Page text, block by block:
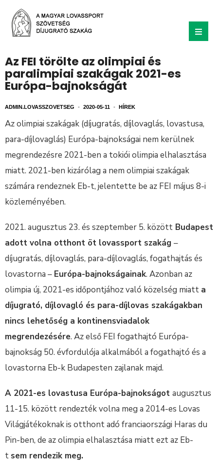
Az FEI törölte az olimpiai és
paralimpiai szakágak 2021-es
Európa-bajnokságát
ADMIN.LOVASSZOVETSEG • 2020-05-11 • HÍREK
Az olimpiai szakágak (díjugratás, díjlovaglás, lovastusa,
para-díjlovaglás) Európa-bajnokságai nem kerülnek
megrendezésre 2021-ben a tokiói olimpia elhalasztása
miatt. 2021-ben kizárólag a nem olimpiai szakágak
számára rendeznek Eb-t, jelentette be az FEI május 8-i
közleményében.
2021. augusztus 23. és szeptember 5. között Budapest
adott volna otthont öt lovassport szakág –
díjugratás, díjlovaglás, para-díjlovaglás, fogathajtás és
lovastorna – Európa-bajnokságainak. Azonban az
olimpia új, 2021-es időpontjához való közelség miatt a
díjugrató, díjlovagló és para-díjlovas szakágakban
nincs lehetőség a kontinensviadalok
megrendezésére. Az első FEI fogathajtó Európa-
bajnokság 50. évfordulója alkalmából a fogathajtó és a
lovastorna Eb-k Budapesten zajlanak majd.
A 2021-es lovastusa Európa-bajnokságot augusztus
11-15. között rendezték volna meg a 2014-es Lovas
Világjátékoknak is otthont adó franciaországi Haras du
Pin-ben, de az olimpia elhalasztása miatt ezt az Eb-
t sem rendezik meg.